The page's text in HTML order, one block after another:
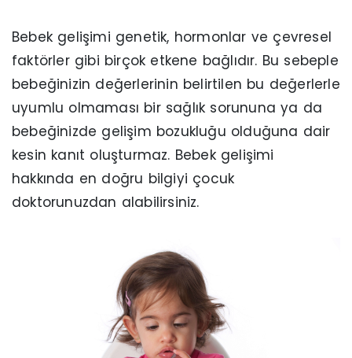
Bebek gelişimi genetik, hormonlar ve çevresel
faktörler gibi birçok etkene bağlıdır. Bu sebeple
bebeğinizin değerlerinin belirtilen bu değerlerle
uyumlu olmaması bir sağlık sorununa ya da
bebeğinizde gelişim bozukluğu olduğuna dair
kesin kanıt oluşturmaz. Bebek gelişimi
hakkında en doğru bilgiyi çocuk
doktorunuzdan alabilirsiniz.